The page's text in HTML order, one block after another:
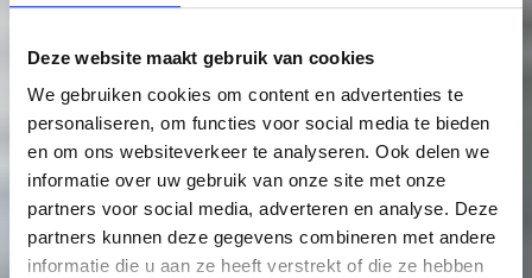
Deze website maakt gebruik van cookies
We gebruiken cookies om content en advertenties te
personaliseren, om functies voor social media te bieden
en om ons websiteverkeer te analyseren. Ook delen we
informatie over uw gebruik van onze site met onze
partners voor social media, adverteren en analyse. Deze
partners kunnen deze gegevens combineren met andere
informatie die u aan ze heeft verstrekt of die ze hebben